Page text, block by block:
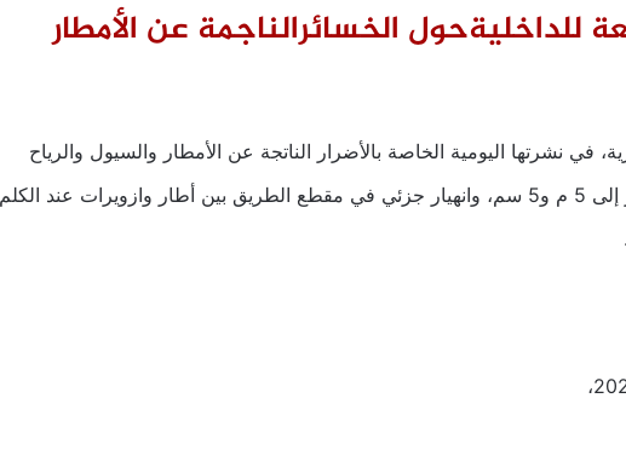
للداخليةحول الخسائرالناجمة عن الأمطار
في نشرتها اليومية الخاصة بالأضرار الناتجة عن الأمطار والسيول والرياح
المصاحبة، ارتفاع منسوب النهر إلى 5 م و5 سم، وانهيار جزئي في مقطع الطريق بين أطار وازويرات عند الكلم